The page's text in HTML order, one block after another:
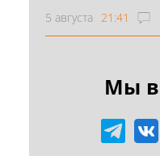
5 августа 21:41
Мы в